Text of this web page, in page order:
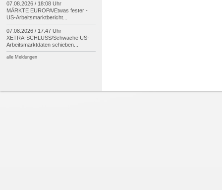
07.08.2026 / 18:08 Uhr
MÄRKTE EUROPA/Etwas fester -
US-Arbeitsmarktbericht...
07.08.2026 / 17:47 Uhr
XETRA-SCHLUSS/Schwache US-
Arbeitsmarktdaten schieben...
alle Meldungen